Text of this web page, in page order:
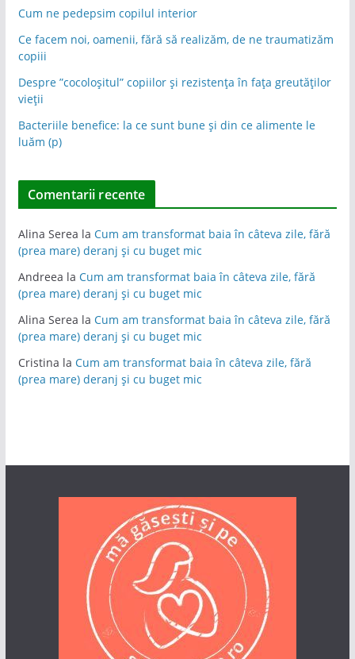
Cum ne pedepsim copilul interior
Ce facem noi, oamenii, fără să realizăm, de ne traumatizăm
copiii
Despre ”cocoloșitul” copiilor și rezistența în fața greutăților
vieții
Bacteriile benefice: la ce sunt bune și din ce alimente le
luăm (p)
Comentarii recente
Alina Serea la Cum am transformat baia în câteva zile, fără
(prea mare) deranj și cu buget mic
Andreea la Cum am transformat baia în câteva zile, fără
(prea mare) deranj și cu buget mic
Alina Serea la Cum am transformat baia în câteva zile, fără
(prea mare) deranj și cu buget mic
Cristina la Cum am transformat baia în câteva zile, fără
(prea mare) deranj și cu buget mic